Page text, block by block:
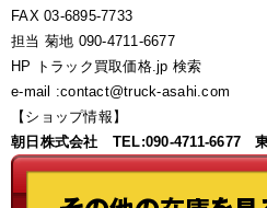
FAX 03-6895-7733
担当 菊地 090-4711-6677
HP トラック買取価格.jp 検索
e-mail :contact@truck-asahi.com
【ショップ情報】
朝日株式会社 TEL:090-4711-6677